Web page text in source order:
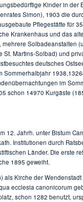
Kinder in der
Simon), 1903 die
Pflegestätte für
Krankenhaus und das
Solbadeanstalten
St. Martins-Solbad) und
deutsches
Sommerhalbjahr
im
schon 14970 Kurgäste
12. Jahrh. unter Bistum
Institutionen durch
Länder. Die erste
1895 geweiht.
als Kirche der
ecclesia canonicorum
schon 1282 benutzt,